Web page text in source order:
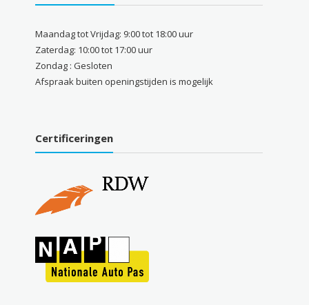
Maandag tot Vrijdag: 9:00 tot 18:00 uur
Zaterdag: 10:00 tot 17:00 uur
Zondag : Gesloten
Afspraak buiten openingstijden is mogelijk
Certificeringen